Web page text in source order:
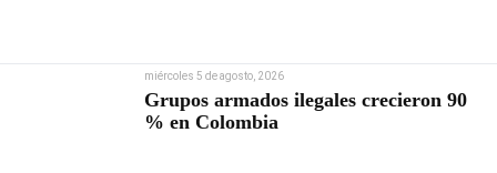
miércoles 5 de agosto, 2026
Grupos armados ilegales crecieron 90
% en Colombia